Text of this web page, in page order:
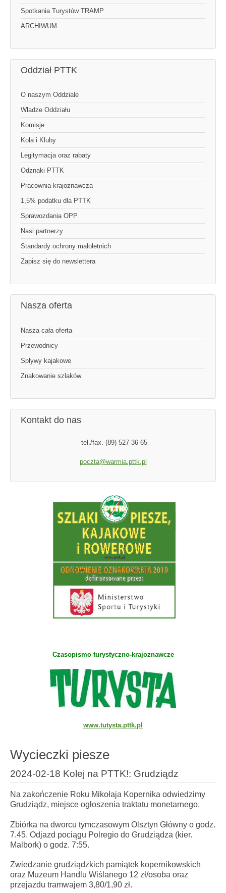
Spotkania Turystów TRAMP
ARCHIWUM
Oddział PTTK
O naszym Oddziale
Władze Oddziału
Komisje
Koła i Kluby
Legitymacja oraz rabaty
Odznaki PTTK
Pracownia krajoznawcza
1,5% podatku dla PTTK
Sprawozdania OPP
Nasi partnerzy
Standardy ochrony małoletnich
Zapisz się do newslettera
Nasza oferta
Nasza cała oferta
Przewodnicy
Spływy kajakowe
Znakowanie szlaków
Kontakt do nas
tel./fax. (89) 527-36-65
poczta@warmia.pttk.pl
Czasopismo turystyczno-krajoznawcze
www.tutysta.pttk.pl
Wycieczki piesze
2024-02-18 Kolej na PTTK!: Grudziądz
Na zakończenie Roku Mikołaja Kopernika odwiedzimy
Grudziądz, miejsce ogłoszenia traktatu monetarnego.
Zbiórka na dworcu tymczasowym Olsztyn Główny o godz.
7.45. Odjazd pociągu Polregio do Grudziądza (kier.
Malbork) o godz. 7:55.
Zwiedzanie grudziądzkich pamiątek kopernikowskich
oraz Muzeum Handlu Wiślanego 12 zł/osoba oraz
przejazdu tramwajem 3,80/1,90 zł.